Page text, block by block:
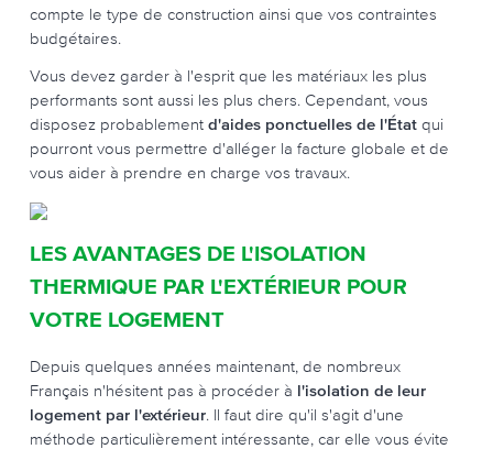
compte le type de construction ainsi que vos contraintes
budgétaires.
Vous devez garder à l'esprit que les matériaux les plus
performants sont aussi les plus chers. Cependant, vous
disposez probablement d'aides ponctuelles de l'État qui
pourront vous permettre d'alléger la facture globale et de
vous aider à prendre en charge vos travaux.
LES AVANTAGES DE L'ISOLATION
THERMIQUE PAR L'EXTÉRIEUR POUR
VOTRE LOGEMENT
Depuis quelques années maintenant, de nombreux
Français n'hésitent pas à procéder à l'isolation de leur
logement par l'extérieur. Il faut dire qu'il s'agit d'une
méthode particulièrement intéressante, car elle vous évite